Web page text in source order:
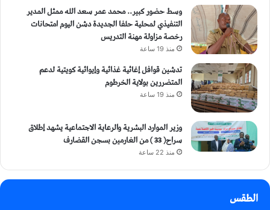
وسط حضور كبير.. محمد عمر سعد الله ممثل المدير
التنفيذي لمحلية حلفا الجديدة دشن اليوم امتحانات
رخصة مزاولة مهنة التدريس
منذ 19 ساعة
تدشين قوافل إغاثية غذائية وإيوائية كويتية لدعم
المتضررين بولاية الخرطوم
منذ 19 ساعة
وزير الموارد البشرية والرعاية الاجتماعية يشهد إطلاق
سراح( 33 ) من الغارمين بسجن القضارف
منذ 22 ساعة
الطقس